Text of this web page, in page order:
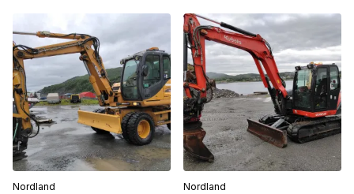
Nordland Nordland